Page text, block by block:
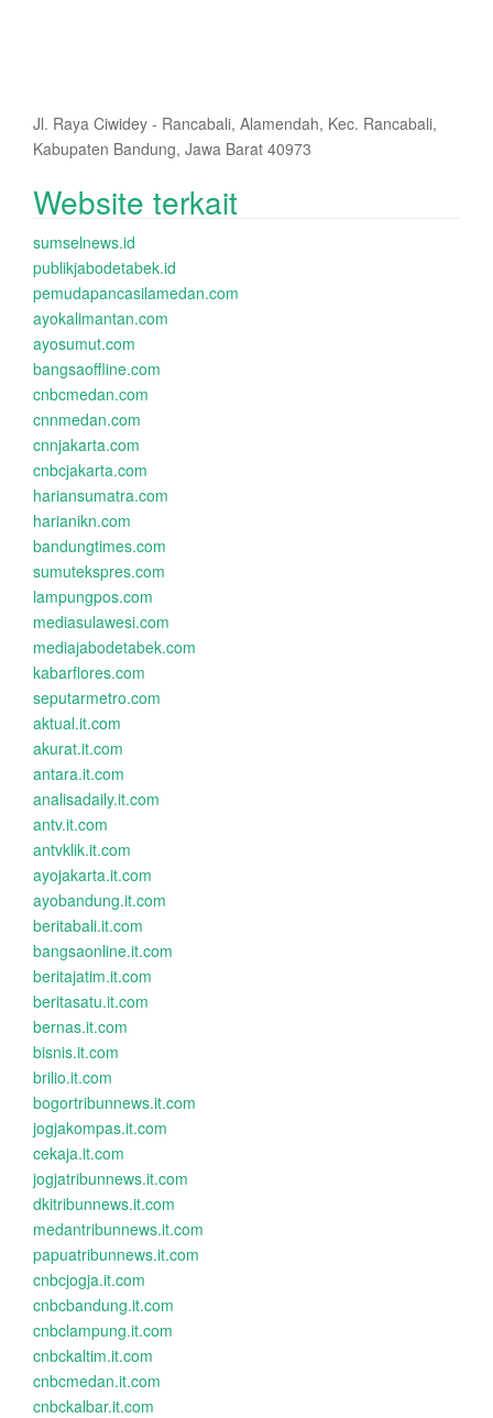
Jl. Raya Ciwidey - Rancabali, Alamendah, Kec. Rancabali,
Kabupaten Bandung, Jawa Barat 40973
Website terkait
sumselnews.id
publikjabodetabek.id
pemudapancasilamedan.com
ayokalimantan.com
ayosumut.com
bangsaoffline.com
cnbcmedan.com
cnnmedan.com
cnnjakarta.com
cnbcjakarta.com
hariansumatra.com
harianikn.com
bandungtimes.com
sumutekspres.com
lampungpos.com
mediasulawesi.com
mediajabodetabek.com
kabarflores.com
seputarmetro.com
aktual.it.com
akurat.it.com
antara.it.com
analisadaily.it.com
antv.it.com
antvklik.it.com
ayojakarta.it.com
ayobandung.it.com
beritabali.it.com
bangsaonline.it.com
beritajatim.it.com
beritasatu.it.com
bernas.it.com
bisnis.it.com
brilio.it.com
bogortribunnews.it.com
jogjakompas.it.com
cekaja.it.com
jogjatribunnews.it.com
dkitribunnews.it.com
medantribunnews.it.com
papuatribunnews.it.com
cnbcjogja.it.com
cnbcbandung.it.com
cnbclampung.it.com
cnbckaltim.it.com
cnbcmedan.it.com
cnbckalbar.it.com